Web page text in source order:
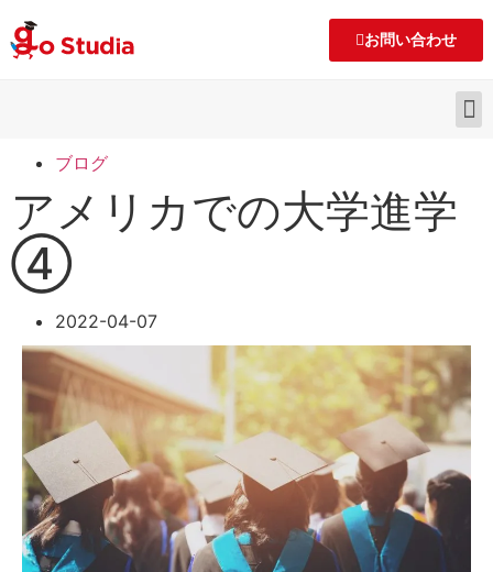
お問い合わせ
ブログ
アメリカでの大学進学
④
2022-04-07